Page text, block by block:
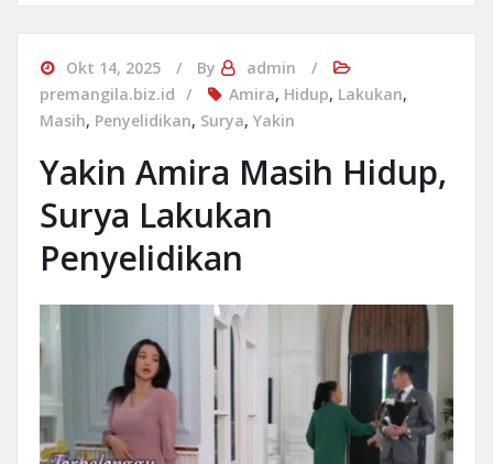
Okt 14, 2025 By
admin
premangila.biz.id
Amira, Hidup, Lakukan,
Masih, Penyelidikan, Surya, Yakin
Yakin Amira Masih Hidup,
Surya Lakukan
Penyelidikan